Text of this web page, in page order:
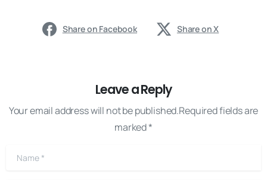
Share on Facebook Share on X
Leave a Reply
Your email address will not be published.Required fields are
marked *
Name